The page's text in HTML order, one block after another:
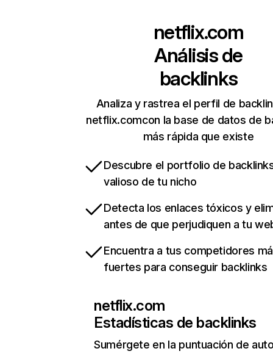
netflix.com
Análisis de
backlinks
Analiza y rastrea el perfil de
netflix.comcon la base de datos de
más rápida que existe
Descubre el portfolio de
valioso de tu nicho
Detecta los enlaces tóxicos y
antes de que perjudiquen a tu
Encuentra a tus competidores
fuertes para conseguir backlinks
netflix.com
Estadísticas de backlinks
Sumérgete en la puntuación de